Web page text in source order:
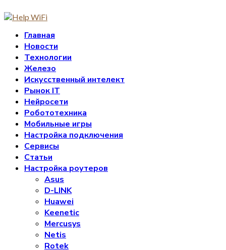
Главная
Новости
Технологии
Железо
Искусственный интелект
Рынок IT
Нейросети
Робототехника
Мобильные игры
Настройка подключения
Сервисы
Статьи
Настройка роутеров
Asus
D-LINK
Huawei
Keenetic
Mercusys
Netis
Rotek